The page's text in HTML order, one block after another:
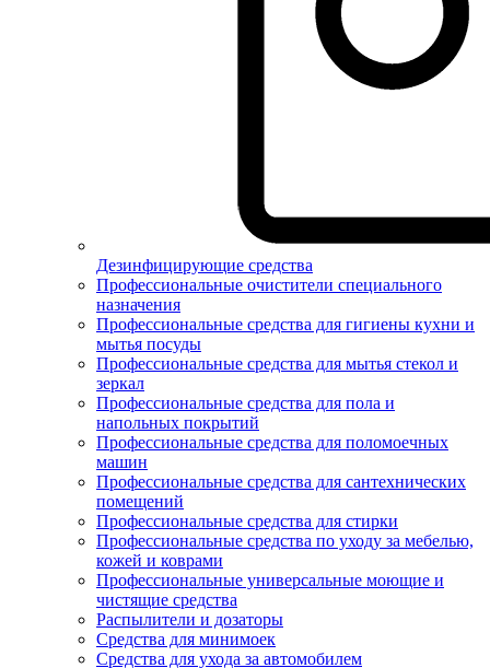
Дезинфицирующие средства
Профессиональные очистители специального
назначения
Профессиональные средства для гигиены кухни и
мытья посуды
Профессиональные средства для мытья стекол и
зеркал
Профессиональные средства для пола и
напольных покрытий
Профессиональные средства для поломоечных
машин
Профессиональные средства для сантехнических
помещений
Профессиональные средства для стирки
Профессиональные средства по уходу за мебелью,
кожей и коврами
Профессиональные универсальные моющие и
чистящие средства
Распылители и дозаторы
Средства для минимоек
Средства для ухода за автомобилем